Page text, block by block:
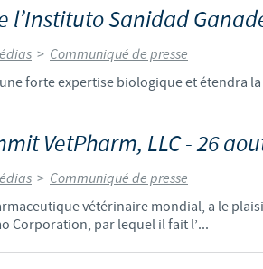
l’Instituto Sanidad
> Communiqué de presse
forte expertise biologique et étendra
VetPharm, LLC - 26
> Communiqué de presse
vétérinaire mondial, a le
Corporation, par lequel il fait l’...